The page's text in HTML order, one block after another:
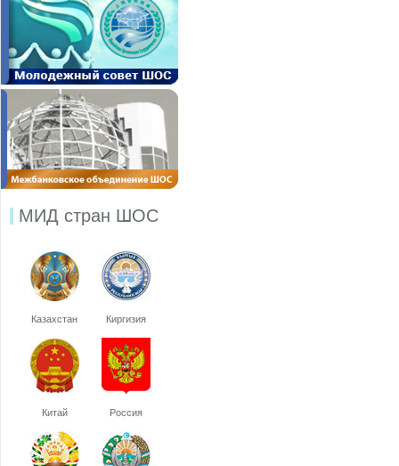
МИД стран ШОС
Казахстан Киргизия
Китай Россия